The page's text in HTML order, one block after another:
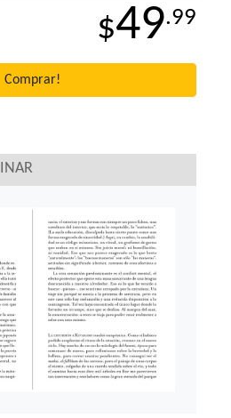
$49.99
Comprar!